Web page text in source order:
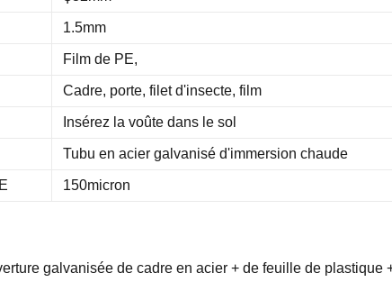
1.5mm
Film de PE,
Cadre, porte, filet d'insecte, film
Insérez la voûte dans le sol
Tubu en acier galvanisé d'immersion chaude
150micron
galvanisée de cadre en acier + de feuille de plastique